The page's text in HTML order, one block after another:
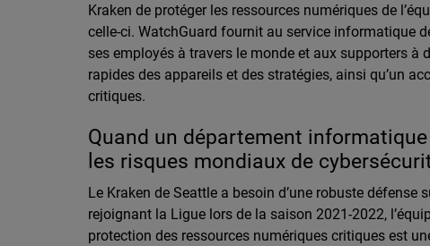
Kraken de protéger les ressources numériques de
celle-ci. WatchGuard fournit au service informatique
ses employés à travers le monde et aux supporters
rapides des appareils et des stratégies, ainsi qu’un
critiques.
Quand un département
les risques mondiaux de
Le Kraken de Seattle a besoin d’une robuste
rejoignant la Ligue lors de la saison 2021-2022,
protection des ressources numériques critiques est